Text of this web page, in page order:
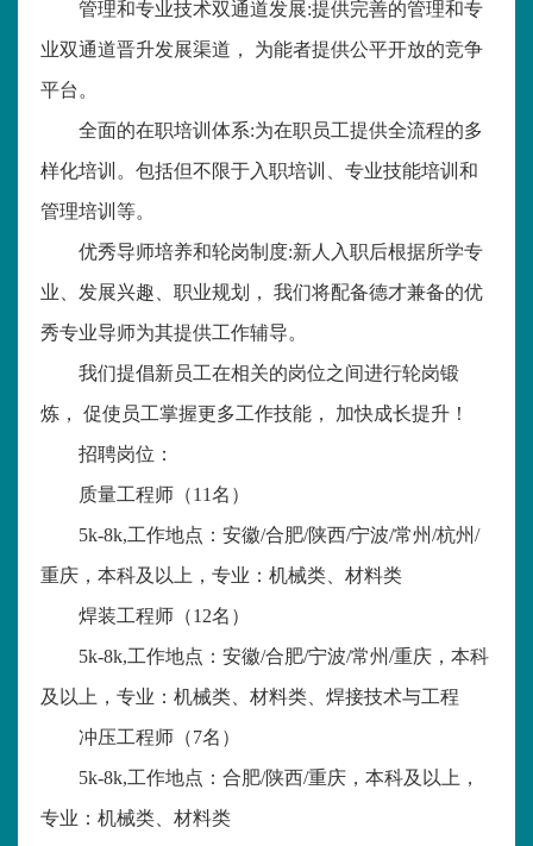
管理和专业技术双通道发展:提供完善的管理和专
业双通道晋升发展渠道， 为能者提供公平开放的竞争
平台。
全面的在职培训体系:为在职员工提供全流程的多
样化培训。包括但不限于入职培训、专业技能培训和
管理培训等。
优秀导师培养和轮岗制度:新人入职后根据所学专
业、发展兴趣、职业规划， 我们将配备德才兼备的优
秀专业导师为其提供工作辅导。
我们提倡新员工在相关的岗位之间进行轮岗锻
炼， 促使员工掌握更多工作技能， 加快成长提升！
招聘岗位：
质量工程师（11名）
5k-8k,工作地点：安徽/合肥/陕西/宁波/常州/杭州/
重庆，本科及以上，专业：机械类、材料类
焊装工程师（12名）
5k-8k,工作地点：安徽/合肥/宁波/常州/重庆，本科
及以上，专业：机械类、材料类、焊接技术与工程
冲压工程师（7名）
5k-8k,工作地点：合肥/陕西/重庆，本科及以上，
专业：机械类、材料类